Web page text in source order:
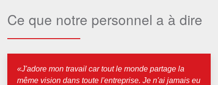
Ce que notre personnel a à dire
«J'adore mon travail car tout le monde partage la
même vision dans toute l'entreprise. Je n'ai jamais eu